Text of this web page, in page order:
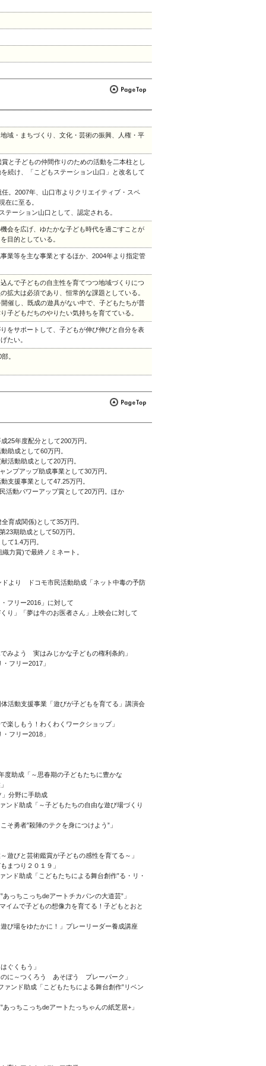
域・まちづくり、文化・芸術の振興、人権・平
と子どもの仲間作りのための活動を二本柱とし
続け、「こどもステーション山口」と改名して
。2007年、山口市よりクリエイティブ・スペ
在に至る。
ーション山口として、認定される。
会を広げ、ゆたかな子ども時代を過ごすことが
目的としている。
業等を主な事業とするほか、2004年より指定管
んで子どもの自主性を育てつつ地域づくりにつ
拡大は必須であり、恒常的な課題としている。
催し、既成の遊具がない中で、子どもたちが普
子どもだちのやりたい気持ちを育てている。
をサポートして、子どもが伸び伸びと自分を表
たい。
。
25年度配分として200万円。
助成として60万円。
活動助成として20万円。
ンプアップ助成事業として30万円。
支援事業として47.25万円。
活動パワーアップ賞として20万円。ほか
育成関係)として35万円。
23期助成として50万円。
て1.4万円。
力賞)で最終ノミネート。
ドより ドコモ市民活動助成「ネット中毒の予防
フリー2016」に対して
り」「夢は牛のお医者さん」上映会に対して
みよう 実はみじかな子どもの権利条約」
フリー2017」
活動支援事業「遊びが子どもを育てる」講演会
楽しもう！わくわくワークショップ」
フリー2018」
助成「～思春期の子どもたちに豊かな
」分野に手助成
ド助成「～子どもたちの自由な遊び場づくり
そ勇者”殺陣のテクを身につけよう”」
遊びと芸術鑑賞が子どもの感性を育てる～」
まつり２０１９」
ド助成「こどもたちによる舞台創作”る・リ・
っちこっちdeアートチカパンの大道芸”」
イムで子どもの想像力を育てる！子どもとおと
び場をゆたかに！」プレーリーダー養成講座
ぐくもう」
のに～つくろう あそぼう プレーパーク」
ンド助成「こどもたちによる舞台創作”リベン
っちこっちdeアートたっちゃんの紙芝居+」